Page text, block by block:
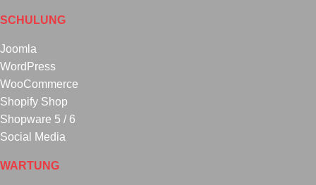
SCHULUNG
Joomla
WordPress
WooCommerce
Shopify Shop
Shopware 5 / 6
Social Media
WARTUNG